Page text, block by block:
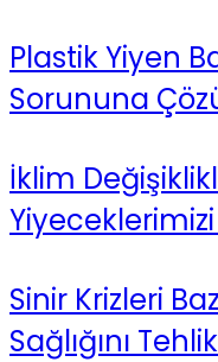
Plastik Yiyen
Sorununa
İklim
Sinir Krizleri
Sağlığını